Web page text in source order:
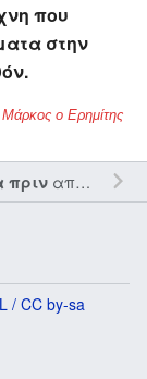
που
στην
Μάρκος ο Ερημίτης
πριναπό τον την
/ CC by-sa